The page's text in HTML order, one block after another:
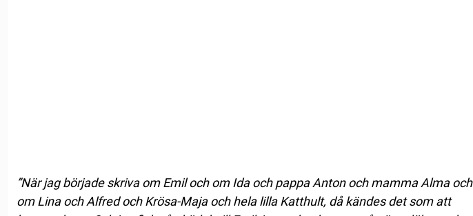
”När jag började skriva om Emil och om Ida och pappa Anton och mamma Alma och
om Lina och Alfred och Krösa-Maja och hela lilla Katthult, då kändes det som att